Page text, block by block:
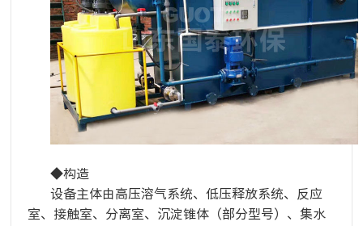
◆构造
设备主体由高压溶气系统、低压释放系统、反应
室、接触室、分离室、沉淀锥体（部分型号）、集水